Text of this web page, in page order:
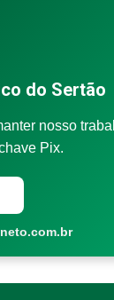
do Sertão
nosso
Pix.